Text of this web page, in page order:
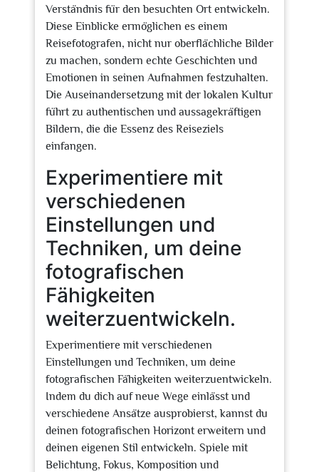
Verständnis für den besuchten Ort entwickeln.
Diese Einblicke ermöglichen es einem
Reisefotografen, nicht nur oberflächliche Bilder
zu machen, sondern echte Geschichten und
Emotionen in seinen Aufnahmen festzuhalten.
Die Auseinandersetzung mit der lokalen Kultur
führt zu authentischen und aussagekräftigen
Bildern, die die Essenz des Reiseziels
einfangen.
Experimentiere mit
verschiedenen
Einstellungen und
Techniken, um deine
fotografischen
Fähigkeiten
weiterzuentwickeln.
Experimentiere mit verschiedenen
Einstellungen und Techniken, um deine
fotografischen Fähigkeiten weiterzuentwickeln.
Indem du dich auf neue Wege einlässt und
verschiedene Ansätze ausprobierst, kannst du
deinen fotografischen Horizont erweitern und
deinen eigenen Stil entwickeln. Spiele mit
Belichtung, Fokus, Komposition und